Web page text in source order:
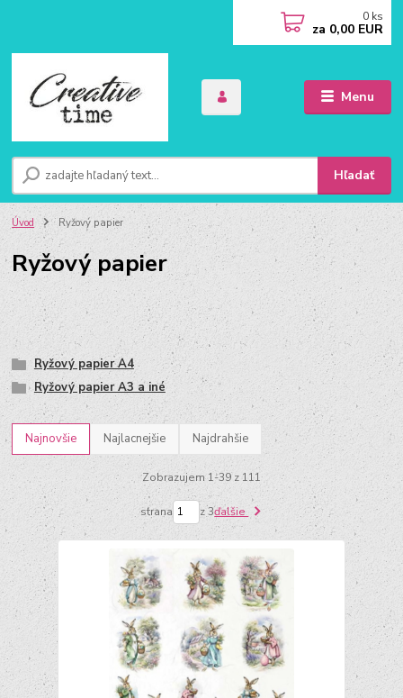
Menu
Hľadať
0 ks
za 0,00 EUR
Úvod Ryžový papier
Ryžový papier
Ryžový papier A4
Ryžový papier A3 a iné
Najnovšie Najlacnejšie Najdrahšie
Zobrazujem 1-39 z 111
strana z 3ďalšie